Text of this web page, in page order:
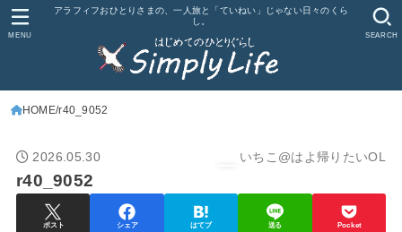
アラフィフおひとりさまの、一人旅と「ていねい」じゃない日々のくら
し。
SEARCH
MENU
HOME r40_9052
2026.05.30 いちこ@はよ帰りたいOL
r40_9052
ポスト シェア はてブ 送る Pocket